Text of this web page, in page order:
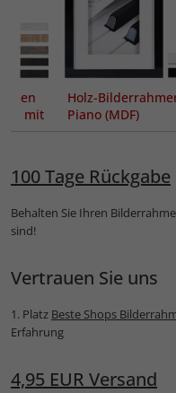
mit
Holz-
Piano (MDF)
100 Tage Rückgabe
Behalten Sie Ihren
sind!
Vertrauen Sie uns
1. Platz Beste Shops
Erfahrung
4,95 EUR Versand